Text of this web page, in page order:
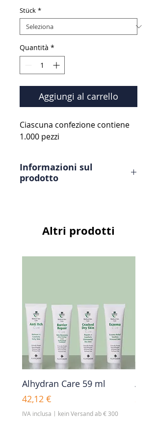
Stück *
Quantità *
Aggiungi al carrello
Ciascuna confezione contiene
1.000 pezzi
Informazioni sul
prodotto
Altri prodotti
Alhydran Care 59 ml
Prezzo
42,12 €
IVA inclusa | kein Versand ab € 300
25,85